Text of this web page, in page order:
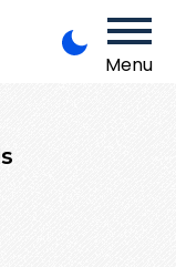
Menu